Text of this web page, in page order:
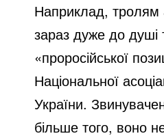
Наприклад, тролям
зараз дуже до душі
«проросійської
Національної
України.
більше того, воно